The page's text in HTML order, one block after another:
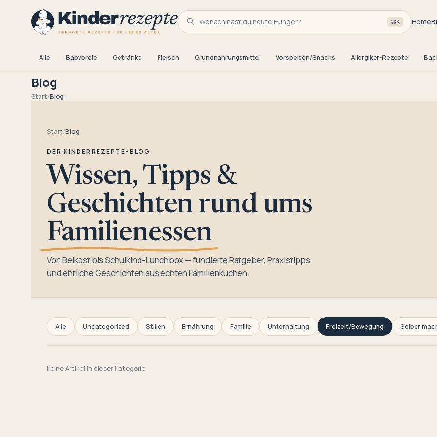
Wonach hast du heute Hunger? ⌘K Home
Alle Babybreie Getränke Fleisch Grundnahrungsmittel Vorspeisen/Snacks Allergiker-Rezepte
Blog
Start/Blog
Start/Blog
DER KINDERREZEPTE-BLOG
Wissen, Tipps &
Geschichten rund ums
Familienessen
Von Beikost bis Schulkind-Lunchbox — fundierte Ratgeber, Praxistipps
und ehrliche Geschichten aus echten Familienküchen.
Alle Uncategorized Stillen Ernährung Familie Unterhaltung Freizeit/Bewegung Selber
Keine Artikel in dieser Kategorie.